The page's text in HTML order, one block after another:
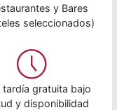
y Bares
seleccionados)
tardía gratuita bajo
y disponibilidad